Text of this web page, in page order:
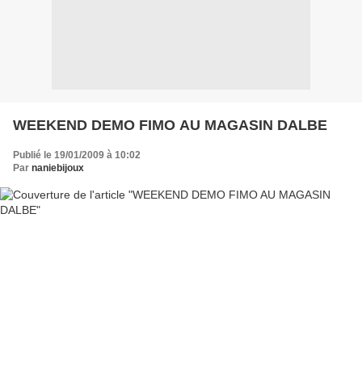
WEEKEND DEMO FIMO AU MAGASIN DALBE
Publié le 19/01/2009 à 10:02
Par naniebijoux